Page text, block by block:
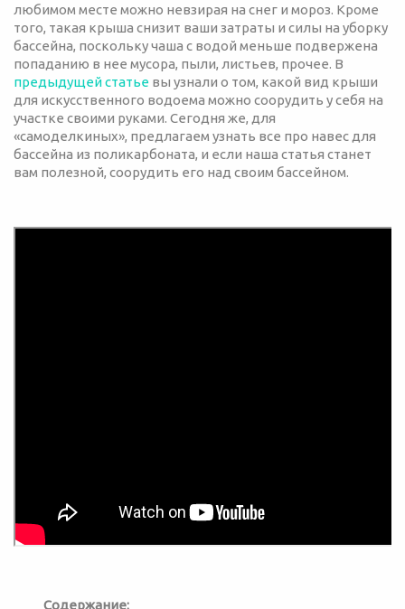
любимом месте можно невзирая на снег и мороз. Кроме
того, такая крыша снизит ваши затраты и силы на уборку
бассейна, поскольку чаша с водой меньше подвержена
попаданию в нее мусора, пыли, листьев, прочее. В
предыдущей статье вы узнали о том, какой вид крыши
для искусственного водоема можно соорудить у себя на
участке своими руками. Сегодня же, для
«самоделкиных», предлагаем узнать все про навес для
бассейна из поликарбоната, и если наша статья станет
вам полезной, соорудить его над своим бассейном.
Содержание: